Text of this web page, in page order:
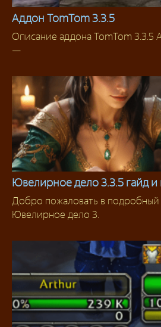
Квестовые аддоны
Аддон TomTom 3.3.5
Описание аддона TomTom 3.3.5
—
Ювелирное дело
Ювелирное дело 3.3.5 гайд и
Добро пожаловать в
Ювелирное дело 3.